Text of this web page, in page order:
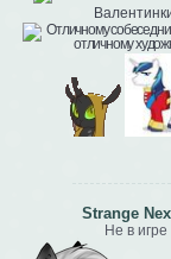
Strange
Не в игре